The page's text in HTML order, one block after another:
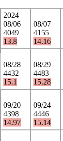
2024
08/06
4049
13.8
08/07
4155
14.16
08/28
4432
15.1
08/29
4483
15.28
09/20
4398
14.97
09/24
4446
15.14